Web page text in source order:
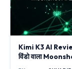
Kimi K3 AI
विंडो वाला